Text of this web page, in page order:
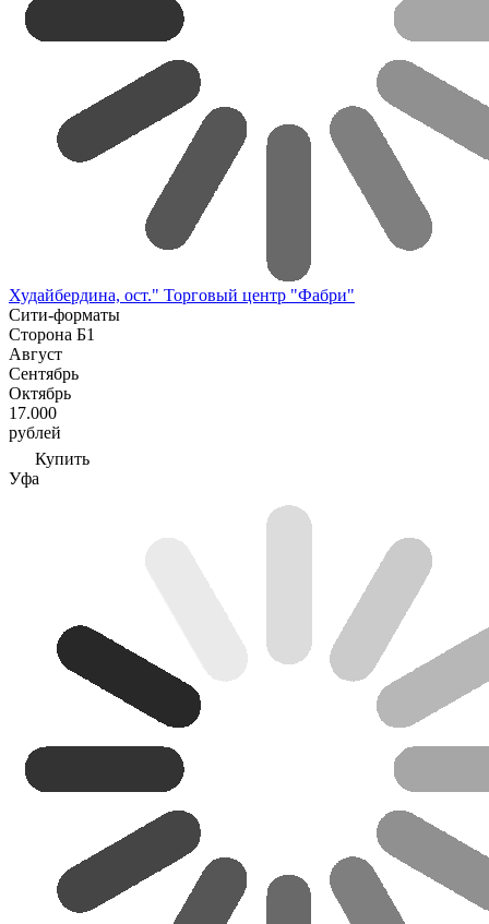
Худайбердина, ост." Торговый центр "Фабри"
Сити-форматы
Сторона Б1
Август
Сентябрь
Октябрь
17.000
рублей
Купить
Уфа